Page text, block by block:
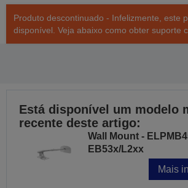
Produto descontinuado - Infelizmente, este
disponível. Veja abaixo como obter suporte
Está disponível um modelo
recente deste artigo:
Wall Mount -
EB53x/L2xx
Mais